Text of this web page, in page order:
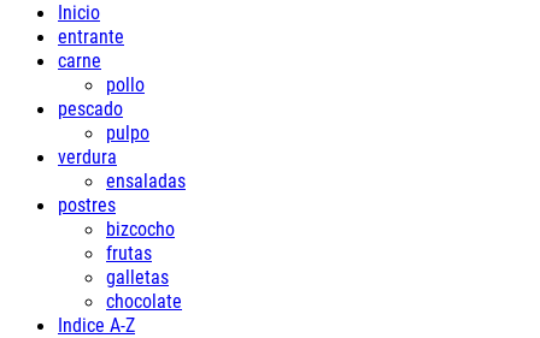
Inicio
entrante
carne
pollo
pescado
pulpo
verdura
ensaladas
postres
bizcocho
frutas
galletas
chocolate
Indice A-Z